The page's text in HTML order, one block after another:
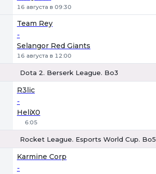
16 августа в 09:30
Team Rey
-
Selangor Red Giants
16 августа в 12:00
Dota 2. Berserk League. Bo3
R3lic
-
HeliX0
6:05
Rocket League. Esports World Cup. Bo5
Karmine Corp
-